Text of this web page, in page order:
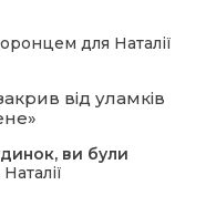
для Наталії
від уламків
ви були